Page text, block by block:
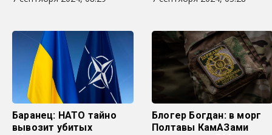
Баранец: НАТО тайно
вывозит убитых
Блогер Богдан: в морг
Полтавы КамАЗами